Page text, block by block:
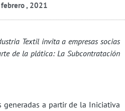
, 2021
Textil invita a empresas socias
de la plática: La Subcontratación
generadas a partir de la Iniciativa